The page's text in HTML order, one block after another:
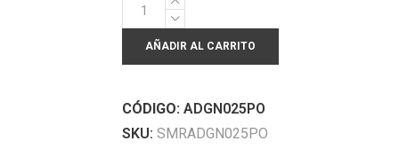
CUENTA
PÉRDIDAS
ANÁLISIS
DE
AÑADIR AL CARRITO
CÓDIGO: ADGN025PO
SKU: SMRADGN025PO